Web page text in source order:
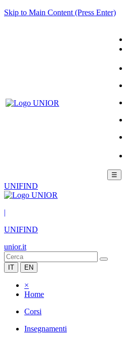
Skip to Main Content (Press Enter)
☰
UNIFIND
|
UNIFIND
unior.it
IT EN
×
Home
Corsi
Insegnamenti